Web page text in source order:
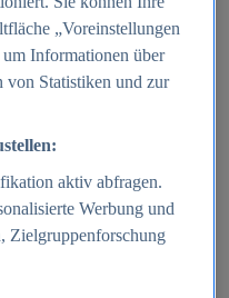
„Voreinstellungen
Informationen über
von Statistiken und zur
aktiv abfragen.
Werbung und
Zielgruppenforschung